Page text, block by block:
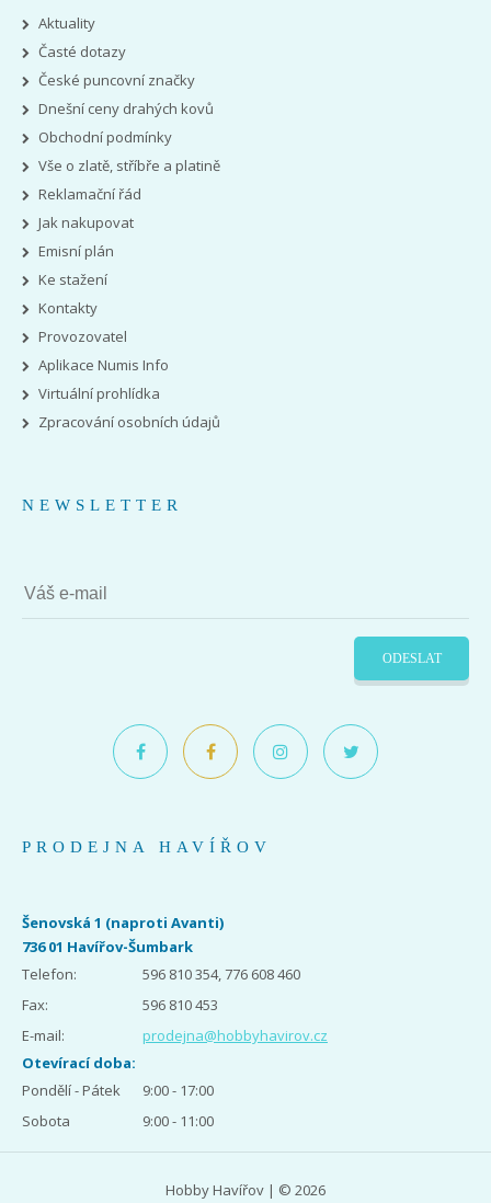
Aktuality
Časté dotazy
České puncovní značky
Dnešní ceny drahých kovů
Obchodní podmínky
Vše o zlatě, stříbře a platině
Reklamační řád
Jak nakupovat
Emisní plán
Ke stažení
Kontakty
Provozovatel
Aplikace Numis Info
Virtuální prohlídka
Zpracování osobních údajů
NEWSLETTER
ODESLAT
PRODEJNA HAVÍŘOV
Šenovská 1 (naproti Avanti)
736 01 Havířov-Šumbark
Telefon:
596 810 354, 776 608 460
Fax:
596 810 453
E-mail:
prodejna@hobbyhavirov.cz
Otevírací doba:
Pondělí - Pátek
9:00 - 17:00
Sobota
9:00 - 11:00
Hobby Havířov | © 2026